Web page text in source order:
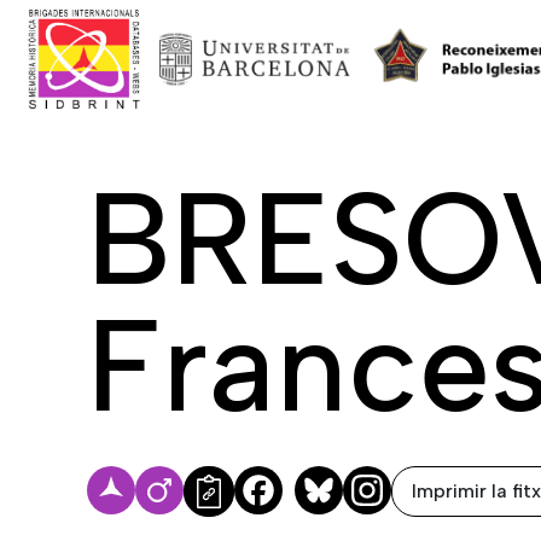
FacebookBluesky Imprimir la